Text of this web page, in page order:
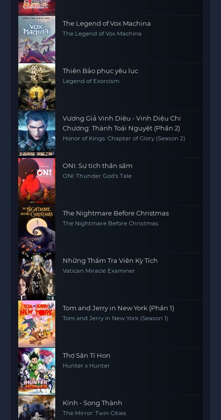
The Legend of Vox Machina
The Legend of Vox Machina
Thiên Bảo phục yêu lục
Legend of Exorcism
Vương Giả Vinh Diệu - Vinh Diệu Chi
Chương: Thành Toái Nguyệt (Phần 2)
Honor of Kings: Chapter of Glory (Season 2)
ONI: Sự tích thần sấm
ONI: Thunder God's Tale
The Nightmare Before Christmas
The Nightmare Before Christmas
Những Thẩm Tra Viên Kỳ Tích
Vatican Miracle Examiner
Tom and Jerry in New York (Phần 1)
Tom and Jerry in New York (Season 1)
Thợ Săn Tí Hon
Hunter x Hunter
Kính - Song Thành
The Mirror: Twin Cities